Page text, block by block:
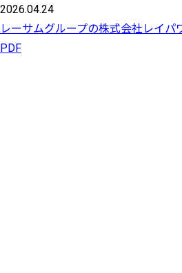
2026.04.24
レーサムグループの株式会社レイ
PDF